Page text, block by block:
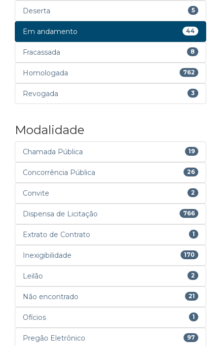
Deserta 5
Em andamento 44
Fracassada 8
Homologada 762
Revogada 3
Modalidade
Chamada Pública 19
Concorrência Pública 26
Convite 2
Dispensa de Licitação 766
Extrato de Contrato 1
Inexigibilidade 170
Leilão 2
Não encontrado 21
Ofícios 1
Pregão Eletrônico 97